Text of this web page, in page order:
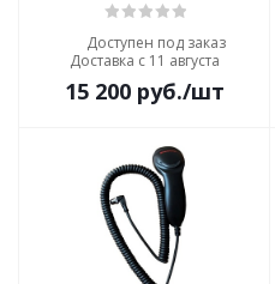
Доступен под заказ
Доставка с 11 августа
15 200руб./шт